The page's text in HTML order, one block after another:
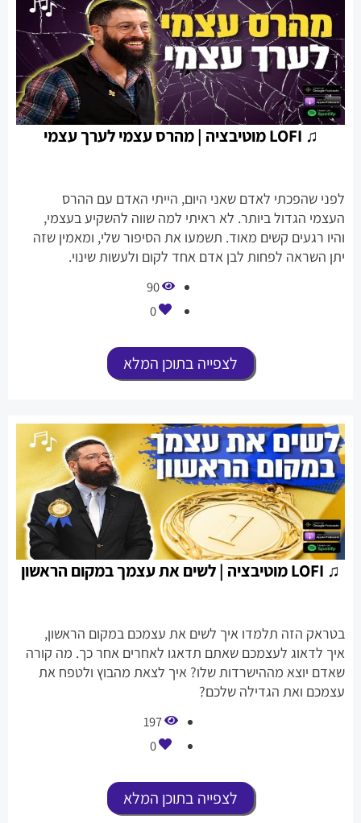
♫ LOFI מוטיבציה | מהרס עצמי לערך עצמי
לפני שהפכתי לאדם שאני היום, הייתי האדם עם ההרס
העצמי הגדול ביותר. לא ראיתי למה שווה להשקיע בעצמי,
והיו רגעים קשים מאוד. תשמעו את הסיפור שלי, ומאמין שזה
יתן השראה לפחות לבן אדם אחד לקום ולעשות שינוי.
90
0
לצפייה בתוכן המלא
♫ LOFI מוטיבציה | לשים את עצמך במקום הראשון
בטראק הזה תלמדו איך לשים את עצמכם במקום הראשון,
איך לדאוג לעצמכם שאתם תדאגו לאחרים אחר כך. מה קורה
שאדם יוצא מההישרדות שלו? איך לצאת מהבוץ ולטפח את
עצמכם ואת הגדילה שלכם?
197
0
לצפייה בתוכן המלא